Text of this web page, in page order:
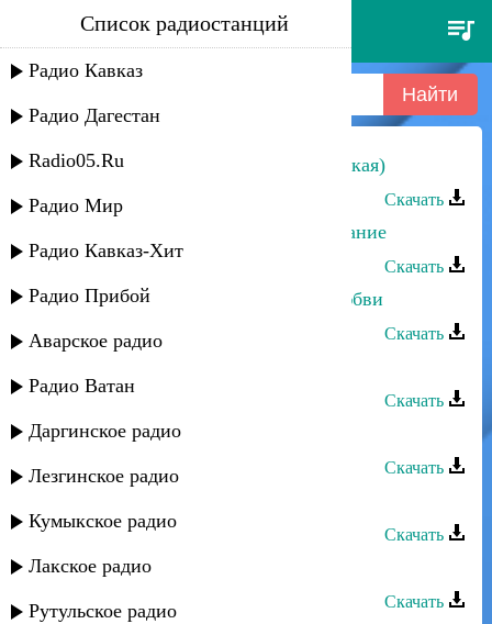
насият муслимова - дежавю
Список радиостанций
Радио Кавказ
Радио Дагестан
Radio05.Ru
Радио Мир
Радио Кавказ-Хит
Радио Прибой
Аварское радио
Радио Ватан
Даргинское радио
Лезгинское радио
Кумыкское радио
Лакское радио
Рутульское радио
Загидат Муслимова - Сарил (аварская)
Скачать
Загидат Муслимова - Первое свидание
Скачать
Загидат Муслимова - Праздник любви
Скачать
Скачать
Загидат Муслимова - Мой свет
Скачать
Скачать
Асият Муслимова - Где же ты
Скачать